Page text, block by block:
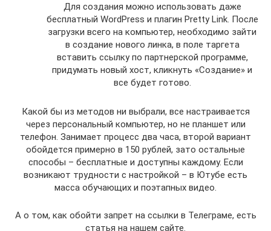
Для создания можно использовать даже
бесплатный WordPress и плагин Pretty Link. После
загрузки всего на компьютер, необходимо зайти
в создание нового линка, в поле таргета
вставить ссылку по партнерской программе,
придумать новый хост, кликнуть «Создание» и
все будет готово.
Какой бы из методов ни выбрали, все настраивается
через персональный компьютер, но не планшет или
телефон. Занимает процесс два часа, второй вариант
обойдется примерно в 150 рублей, зато остальные
способы – бесплатные и доступны каждому. Если
возникают трудности с настройкой – в Ютубе есть
масса обучающих и поэтапных видео.
А о том, как обойти запрет на ссылки в Телеграме, есть
статья на нашем сайте.